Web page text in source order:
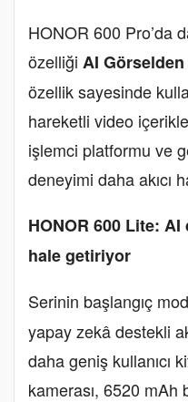
HONOR 600 Pro’da
özelliği AI
özellik sayesinde
hareketli video
işlemci platformu ve
deneyimi daha akıcı
HONOR 600 Lite:
hale getiriyor
Serinin başlangıç
yapay zekâ destekli
daha geniş kullanıcı
kamerası, 6520 mAh